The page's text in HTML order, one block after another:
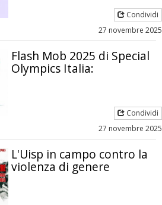
Condividi
27 novembre 2025
Flash Mob 2025 di Special
Olympics Italia:
Condividi
27 novembre 2025
L'Uisp in campo contro la
violenza di genere